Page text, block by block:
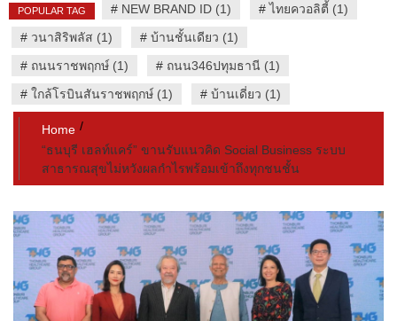
POPULAR TAG # NEW BRAND ID (1) #ไทยควอลิตี้ (1)
# วนาสิริพลัส (1) # บ้านชั้นเดียว (1)
# ถนนราชพฤกษ์ (1) # ถนน346ปทุมธานี (1)
# ใกล้โรบินสันราชพฤกษ์ (1) # บ้านเดี่ยว (1)
Home
“ธนบุรี เฮลท์แคร์” ขานรับแนวคิด Social Business ระบบ
สาธารณสุขไม่หวังผลกำไรพร้อมเข้าถึงทุกชนชั้น